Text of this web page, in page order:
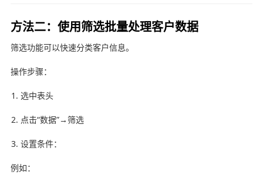
方法二：使用筛选批量处理客户数据
筛选功能可以快速分类客户信息。
操作步骤：
选中表头
点击“数据”→筛选
设置条件：
例如：